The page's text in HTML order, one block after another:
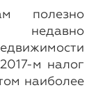
полезно
м налог
наиболее